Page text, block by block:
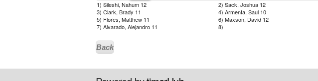
1) Sileshi, Nahum 12
2) Sack, Joshua 12
3) Clark, Brady 11
4) Armenta, Saul 10
5) Flores, Matthew 11
6) Maxson, David 12
7) Alvarado, Alejandro 11
8)
Back